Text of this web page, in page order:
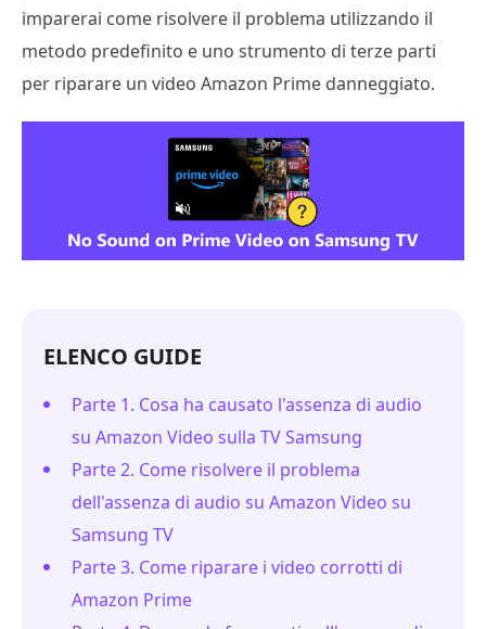
imparerai come risolvere il problema utilizzando il
metodo predefinito e uno strumento di terze parti
per riparare un video Amazon Prime danneggiato.
ELENCO GUIDE
Parte 1. Cosa ha causato l'assenza di audio
su Amazon Video sulla TV Samsung
Parte 2. Come risolvere il problema
dell'assenza di audio su Amazon Video su
Samsung TV
Parte 3. Come riparare i video corrotti di
Amazon Prime